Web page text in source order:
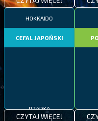
HOKKAIDO
CEFAL JAPOŃSKI
RZADKA
CZYTAJ WIĘCEJ